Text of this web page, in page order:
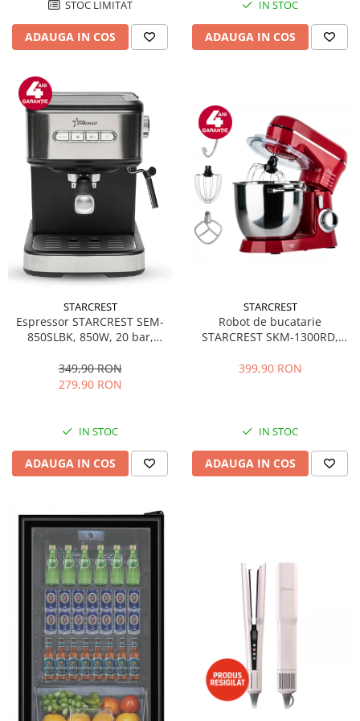
STOC LIMITAT
ADAUGA IN COS
IN STOC
ADAUGA IN COS
STARCREST
Espressor STARCREST SEM-
850SLBK, 850W, 20 bar,
dispozitiv spumare, filtru
dublu din inox, Negru/Inox
349,90 RON
279,90 RON
IN STOC
ADAUGA IN COS
STARCREST
Robot de bucatarie
STARCREST SKM-1300RD,
Accesorii, 10 Viteze + Pulse,
399,90 RON
IN STOC
ADAUGA IN COS